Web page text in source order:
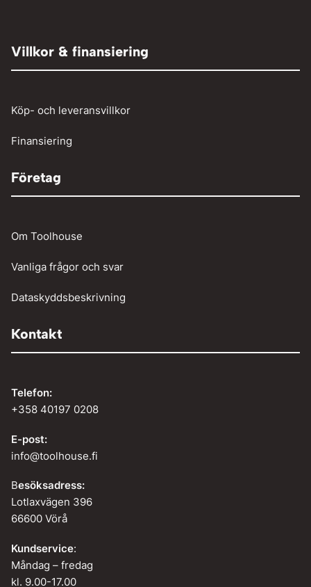
Verkstadstvätt
Vinschar
Person och paketbil
Villkor & finansiering
Köp- och leveransvillkor
Finansiering
Företag
Om Toolhouse
Vanliga frågor och svar
Dataskyddsbeskrivning
Kontakt
Telefon:
+358 40197 0208
E-post:
info@toolhouse.fi
Besöksadress:
Lotlaxvägen 396
66600 Vörå
Kundservice:
Måndag – fredag
kl. 9.00-17.00